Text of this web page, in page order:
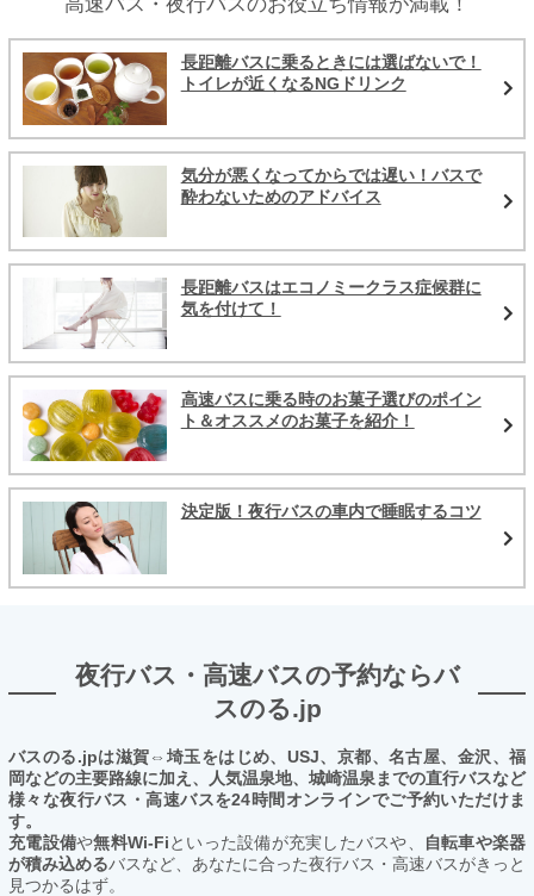
高速バス・夜行バスのお役立ち情報が満載！
長距離バスに乗るときには選ばないで！
トイレが近くなるNGドリンク
気分が悪くなってからでは遅い！バスで
酔わないためのアドバイス
長距離バスはエコノミークラス症候群に
気を付けて！
高速バスに乗る時のお菓子選びのポイン
ト＆オススメのお菓子を紹介！
決定版！夜行バスの車内で睡眠するコツ
夜行バス・高速バスの予約ならバ
スのる.jp
バスのる.jpは滋賀⇔埼玉をはじめ、USJ、京都、名古屋、金沢、福
岡などの主要路線に加え、人気温泉地、城崎温泉までの直行バスなど
様々な夜行バス・高速バスを24時間オンラインでご予約いただけま
す。
充電設備や無料Wi-Fiといった設備が充実したバスや、
自転車や楽器
が積み込めるバスなど、あなたに合った夜行バス・高速バスがきっと
見つかるはず。